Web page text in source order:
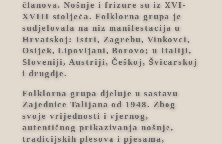
članova. Nošnje i frizure su iz XVI-
XVIII stoljeća. Folklorna grupa je
sudjelovala na niz manifestacija u
Hrvatskoj: Istri, Zagrebu, Vinkovci,
Osijek, Lipovljani, Borovo; u Italiji,
Sloveniji, Austriji, Češkoj, Švicarskoj
i drugdje.
Folklorna grupa djeluje u sastavu
Zajednice Talijana od 1948. Zbog
svoje vrijednosti i vjernog,
autentičnog prikazivanja nošnje,
tradicijskih plesova i pjesama,